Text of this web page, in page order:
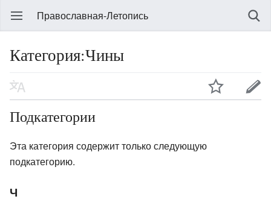
Православная-Летопись
Категория:Чины
Подкатегории
Эта категория содержит только следующую
подкатегорию.
Ч